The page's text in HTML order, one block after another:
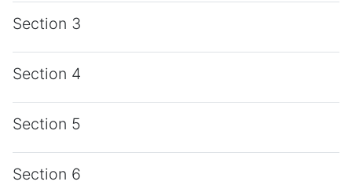
Section 3
Section 4
Section 5
Section 6